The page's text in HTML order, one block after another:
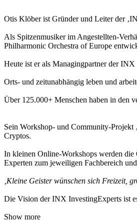
Otis Klöber ist Gründer und Leiter der
Als Spitzenmusiker im Angestellten-
Philharmonic Orchestra of Europe
Heute ist er als Managingpartner der
Orts- und zeitunabhängig leben und
Über 125.000+ Menschen haben in den
Sein Workshop- und Community-
Cryptos.
In kleinen Online-Workshops werden
Experten zum jeweiligen Fachbereich
‚Kleine Geister wünschen sich Freizeit,
Die Vision der INX InvestingExperts ist
Show more